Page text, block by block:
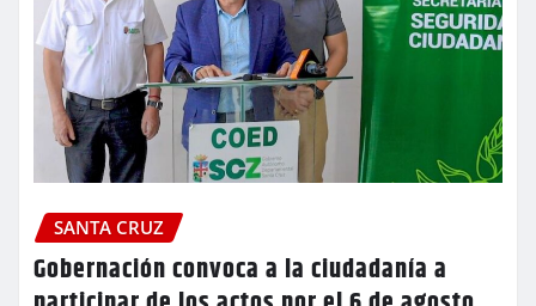
SANTA CRUZ
Gobernación convoca a la ciudadanía a